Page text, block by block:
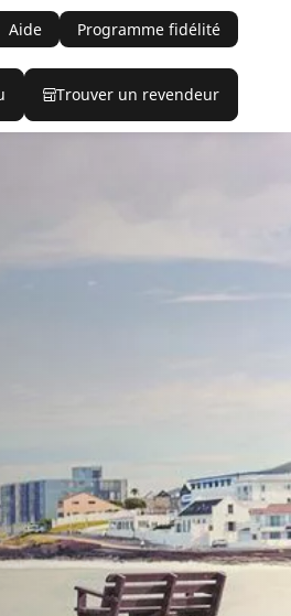
Aide Programme fidélité
Trouver un revendeur